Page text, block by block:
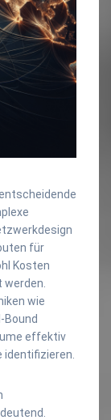
für
Kosten
wie
Bound
effektiv